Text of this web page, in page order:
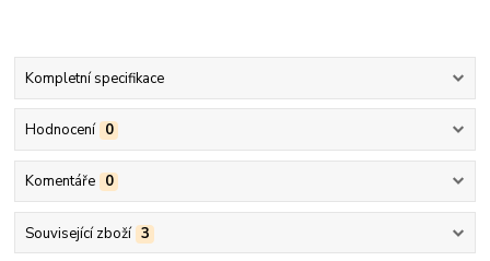
Kompletní specifikace
Hodnocení 0
Komentáře 0
Související zboží 3